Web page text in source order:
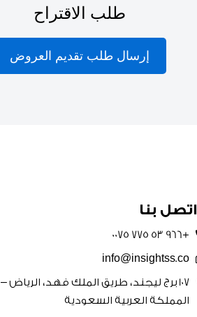
طلب الاقتراح
إرسال طلب تقديم العروض
اتصل بنا
+966 53 775 0075
info@insightss.co
107 برج ليجند، طريق الملك فهد، الرياض –
المملكة العربية السعودية